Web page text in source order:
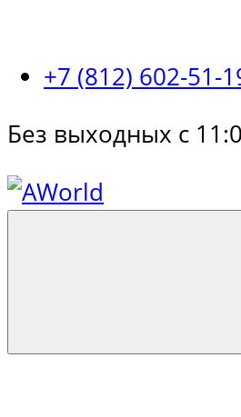
+7 (812) 602-51-
Без выходных с